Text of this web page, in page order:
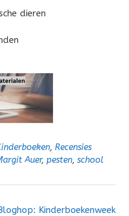
dieren
, Recensies
Auer, pesten, school
Kinderboekenweek